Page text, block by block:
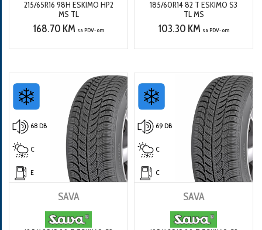
215/65R16 98H ESKIMO HP2
MS TL
168.70 KM sa PDV-om
185/60R14 82 T ESKIMO S3
TL MS
103.30 KM sa PDV-om
68 DB
C
E
SAVA
69 DB
C
C
SAVA